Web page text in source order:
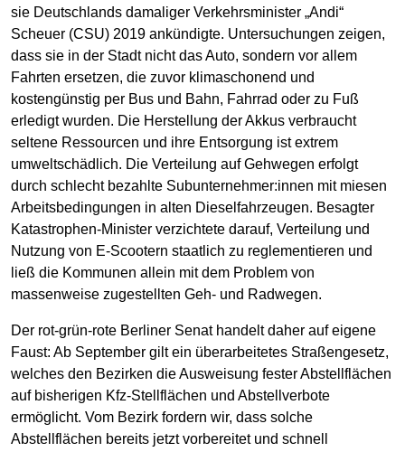
sie Deutschlands damaliger Verkehrsminister „Andi“
Scheuer (CSU) 2019 ankündigte. Untersuchungen zeigen,
dass sie in der Stadt nicht das Auto, sondern vor allem
Fahrten ersetzen, die zuvor klimaschonend und
kostengünstig per Bus und Bahn, Fahrrad oder zu Fuß
erledigt wurden. Die Herstellung der Akkus verbraucht
seltene Ressourcen und ihre Entsorgung ist extrem
umweltschädlich. Die Verteilung auf Gehwegen erfolgt
durch schlecht bezahlte Subunternehmer:innen mit miesen
Arbeitsbedingungen in alten Dieselfahrzeugen. Besagter
Katastrophen-Minister verzichtete darauf, Verteilung und
Nutzung von E-Scootern staatlich zu reglementieren und
ließ die Kommunen allein mit dem Problem von
massenweise zugestellten Geh- und Radwegen.
Der rot-grün-rote Berliner Senat handelt daher auf eigene
Faust: Ab September gilt ein überarbeitetes Straßengesetz,
welches den Bezirken die Ausweisung fester Abstellflächen
auf bisherigen Kfz-Stellflächen und Abstellverbote
ermöglicht. Vom Bezirk fordern wir, dass solche
Abstellflächen bereits jetzt vorbereitet und schnell